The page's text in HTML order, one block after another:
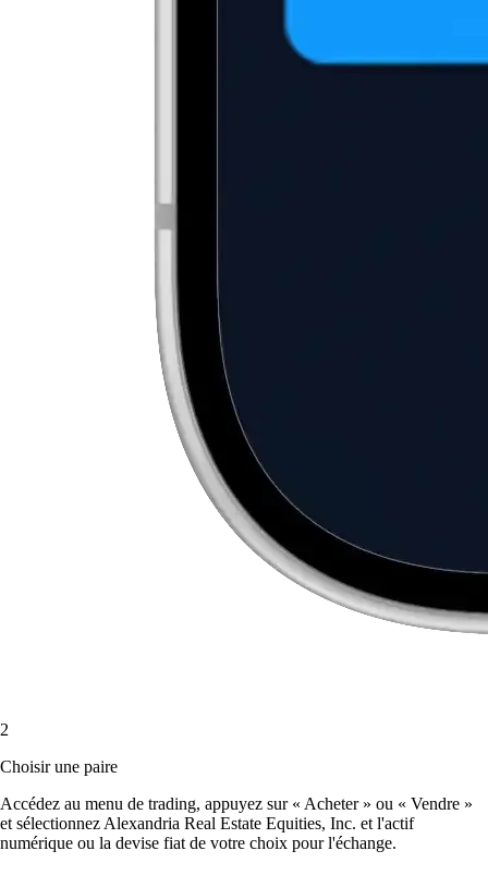
2
Choisir une paire
Accédez au menu de trading, appuyez sur « Acheter » ou « Vendre »
et sélectionnez Alexandria Real Estate Equities, Inc. et l'actif
numérique ou la devise fiat de votre choix pour l'échange.